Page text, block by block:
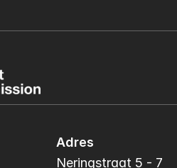
Adres
Neringstraat 5 - 7